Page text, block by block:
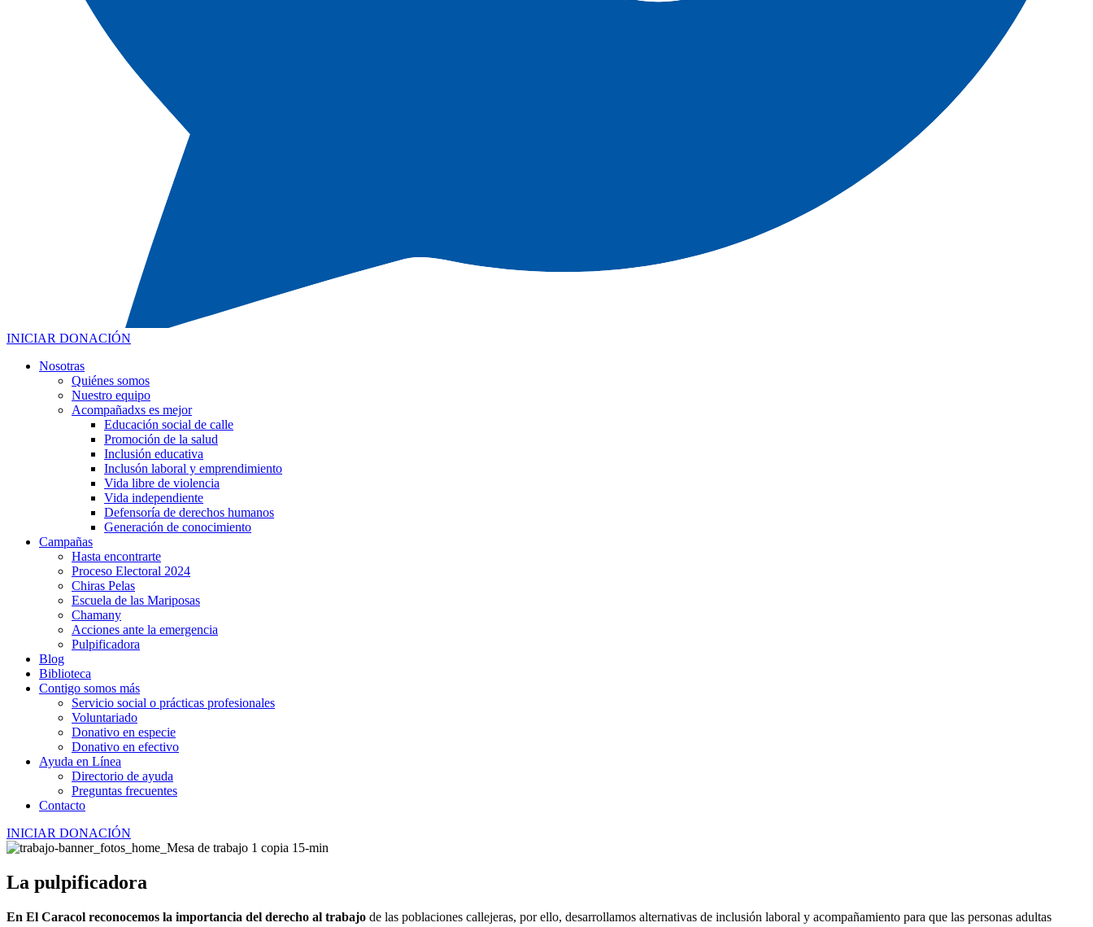
INICIAR DONACIÓN
Nosotras
Quiénes somos
Nuestro equipo
Acompañadxs es mejor
Educación social de calle
Promoción de la salud
Inclusión educativa
Inclusón laboral y emprendimiento
Vida libre de violencia
Vida independiente
Defensoría de derechos humanos
Generación de conocimiento
Campañas
Hasta encontrarte
Proceso Electoral 2024
Chiras Pelas
Escuela de las Mariposas
Chamany
Acciones ante la emergencia
Pulpificadora
Blog
Biblioteca
Contigo somos más
Servicio social o prácticas profesionales
Voluntariado
Donativo en especie
Donativo en efectivo
Ayuda en Línea
Directorio de ayuda
Preguntas frecuentes
Contacto
INICIAR DONACIÓN
La pulpificadora
En El Caracol reconocemos la importancia del derecho al trabajo de las poblaciones callejeras, por ello, desarrollamos alternativas de inclusión laboral y acompañamiento para que las personas adultas